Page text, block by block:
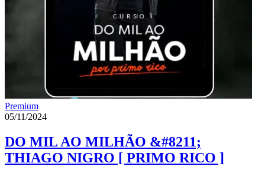
Premium
05/11/2024
DO MIL AO MILHÃO &#8211;
THIAGO NIGRO [ PRIMO RICO ]